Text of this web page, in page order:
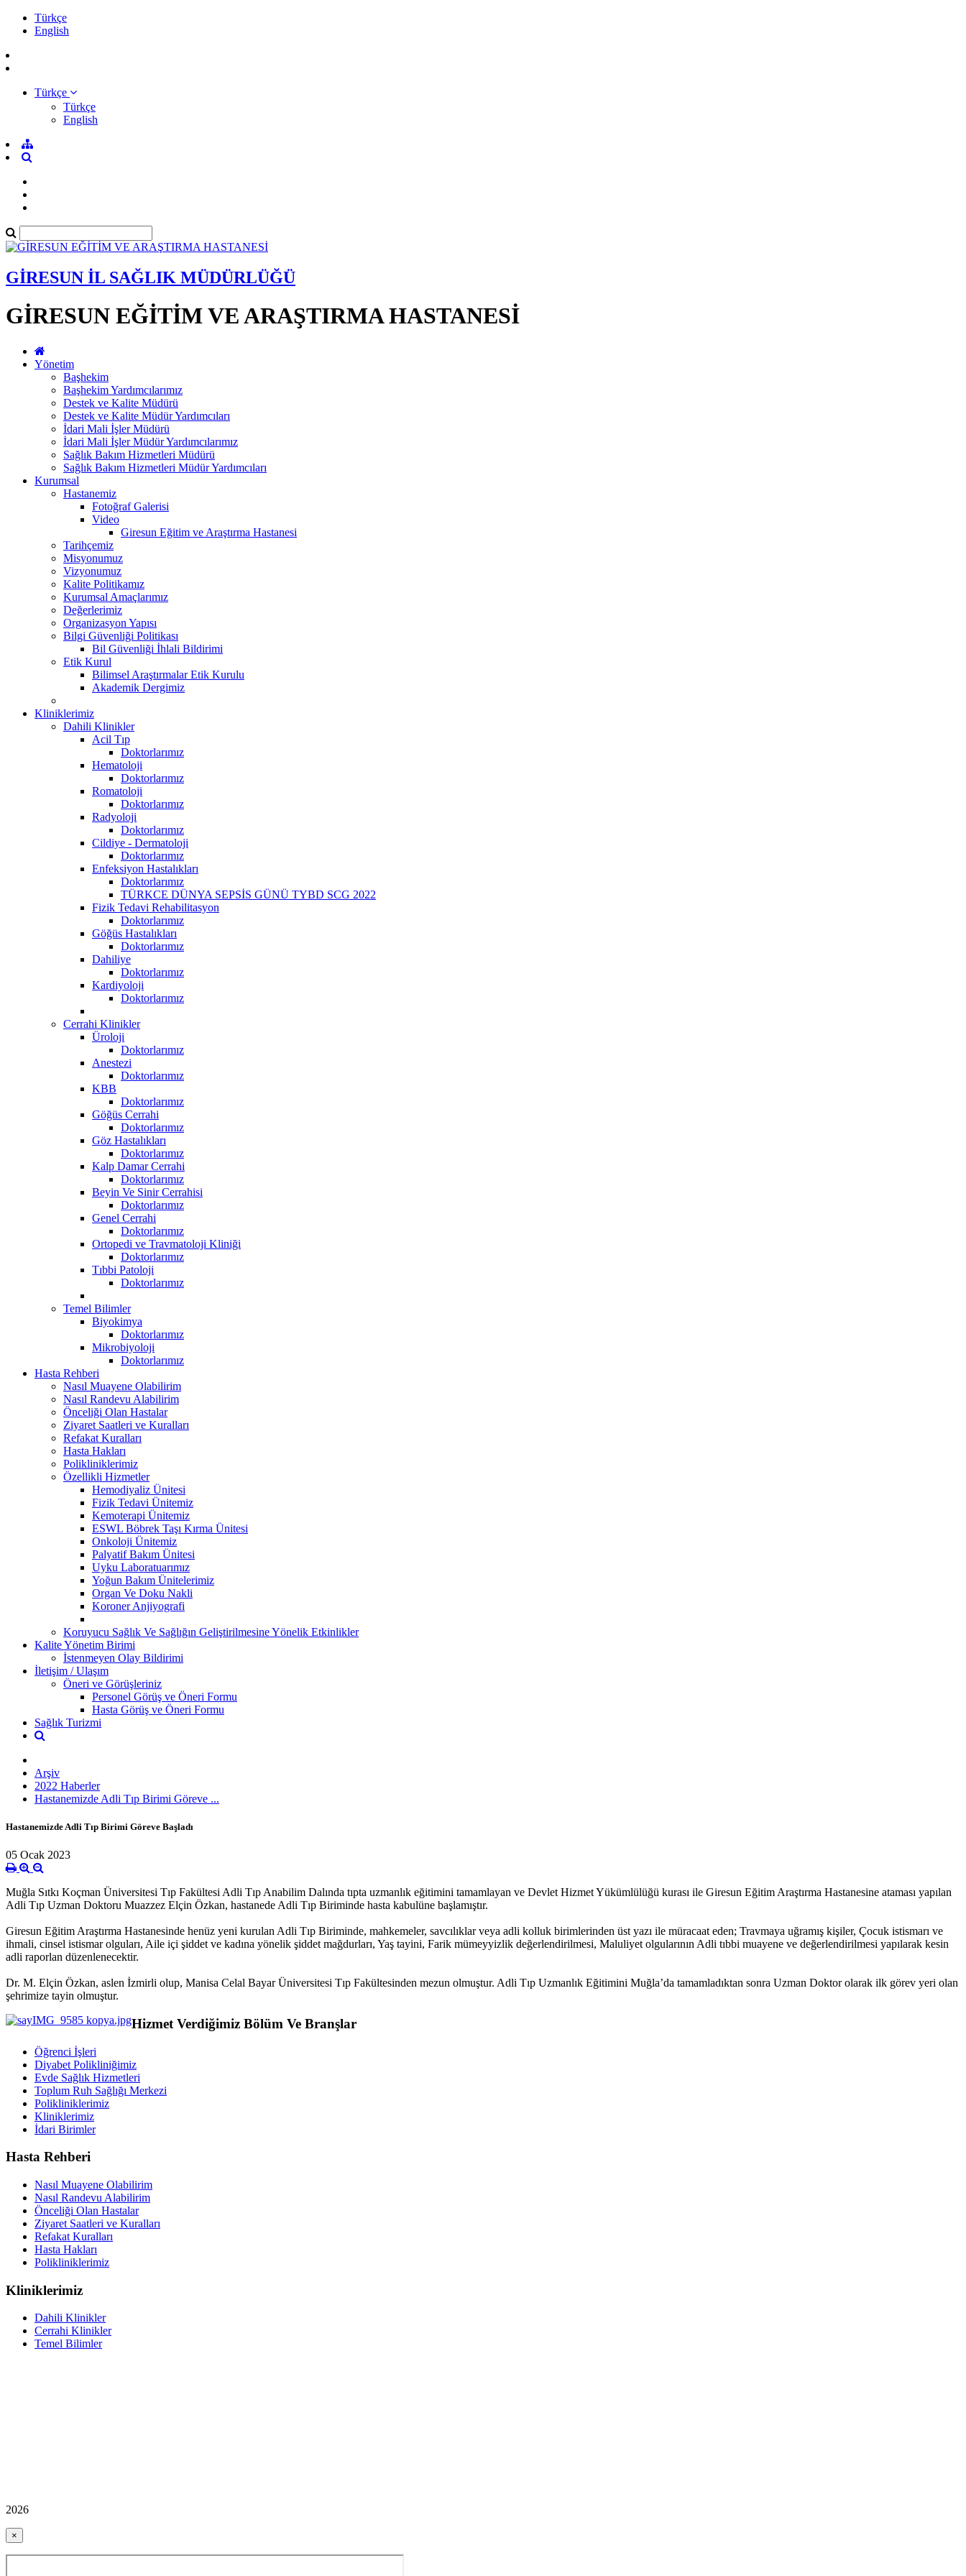
Türkçe
English
Türkçe
Türkçe
English
GİRESUN İL SAĞLIK MÜDÜRLÜĞÜ
GİRESUN EĞİTİM VE ARAŞTIRMA HASTANESİ
Yönetim
Başhekim
Başhekim Yardımcılarımız
Destek ve Kalite Müdürü
Destek ve Kalite Müdür Yardımcıları
İdari Mali İşler Müdürü
İdari Mali İşler Müdür Yardımcılarımız
Sağlık Bakım Hizmetleri Müdürü
Sağlık Bakım Hizmetleri Müdür Yardımcıları
Kurumsal
Hastanemiz
Fotoğraf Galerisi
Video
Giresun Eğitim ve Araştırma Hastanesi
Tarihçemiz
Misyonumuz
Vizyonumuz
Kalite Politikamız
Kurumsal Amaçlarımız
Değerlerimiz
Organizasyon Yapısı
Bilgi Güvenliği Politikası
Bil Güvenliği İhlali Bildirimi
Etik Kurul
Bilimsel Araştırmalar Etik Kurulu
Akademik Dergimiz
Kliniklerimiz
Dahili Klinikler
Acil Tıp
Doktorlarımız
Hematoloji
Doktorlarımız
Romatoloji
Doktorlarımız
Radyoloji
Doktorlarımız
Cildiye - Dermatoloji
Doktorlarımız
Enfeksiyon Hastalıkları
Doktorlarımız
TÜRKCE DÜNYA SEPSİS GÜNÜ TYBD SCG 2022
Fizik Tedavi Rehabilitasyon
Doktorlarımız
Göğüs Hastalıkları
Doktorlarımız
Dahiliye
Doktorlarımız
Kardiyoloji
Doktorlarımız
Cerrahi Klinikler
Üroloji
Doktorlarımız
Anestezi
Doktorlarımız
KBB
Doktorlarımız
Göğüs Cerrahi
Doktorlarımız
Göz Hastalıkları
Doktorlarımız
Kalp Damar Cerrahi
Doktorlarımız
Beyin Ve Sinir Cerrahisi
Doktorlarımız
Genel Cerrahi
Doktorlarımız
Ortopedi ve Travmatoloji Kliniği
Doktorlarımız
Tıbbi Patoloji
Doktorlarımız
Temel Bilimler
Biyokimya
Doktorlarımız
Mikrobiyoloji
Doktorlarımız
Hasta Rehberi
Nasıl Muayene Olabilirim
Nasıl Randevu Alabilirim
Önceliği Olan Hastalar
Ziyaret Saatleri ve Kuralları
Refakat Kuralları
Hasta Hakları
Polikliniklerimiz
Özellikli Hizmetler
Hemodiyaliz Ünitesi
Fizik Tedavi Ünitemiz
Kemoterapi Ünitemiz
ESWL Böbrek Taşı Kırma Ünitesi
Onkoloji Ünitemiz
Palyatif Bakım Ünitesi
Uyku Laboratuarımız
Yoğun Bakım Ünitelerimiz
Organ Ve Doku Nakli
Koroner Anjiyografi
Koruyucu Sağlık Ve Sağlığın Geliştirilmesine Yönelik Etkinlikler
Kalite Yönetim Birimi
İstenmeyen Olay Bildirimi
İletişim / Ulaşım
Öneri ve Görüşleriniz
Personel Görüş ve Öneri Formu
Hasta Görüş ve Öneri Formu
Sağlık Turizmi
Arşiv
2022 Haberler
Hastanemizde Adli Tıp Birimi Göreve ...
Hastanemizde Adli Tıp Birimi Göreve Başladı
05 Ocak 2023
Muğla Sıtkı Koçman Üniversitesi Tıp Fakültesi Adli Tıp Anabilim Dalında tıpta uzmanlık eğitimini tamamlayan ve Devlet Hizmet Yükümlülüğü kurası ile Giresun Eğitim Araştırma Hastanesine ataması yapılan
Adli Tıp Uzman Doktoru Muazzez Elçin Özkan, hastanede Adli Tıp Biriminde hasta kabulüne başlamıştır.
Giresun Eğitim Araştırma Hastanesinde henüz yeni kurulan Adli Tıp Biriminde, mahkemeler, savcılıklar veya adli kolluk birimlerinden üst yazı ile müracaat eden; Travmaya uğramış kişiler, Çocuk istismarı ve
ihmali, cinsel istismar olguları, Aile içi şiddet ve kadına yönelik şiddet mağdurları, Yaş tayini, Farik mümeyyizlik değerlendirilmesi, Maluliyet olgularının Adli tıbbi muayene ve değerlendirilmesi yapılarak kesin
adli raporlan düzenlenecektir.
Dr. M. Elçin Özkan, aslen İzmirli olup, Manisa Celal Bayar Üniversitesi Tıp Fakültesinden mezun olmuştur. Adli Tıp Uzmanlık Eğitimini Muğla’da tamamladıktan sonra Uzman Doktor olarak ilk görev yeri olan
şehrimize tayin olmuştur.
Hizmet Verdiğimiz Bölüm Ve Branşlar
Öğrenci İşleri
Diyabet Polikliniğimiz
Evde Sağlık Hizmetleri
Toplum Ruh Sağlığı Merkezi
Polikliniklerimiz
Kliniklerimiz
İdari Birimler
Hasta Rehberi
Nasıl Muayene Olabilirim
Nasıl Randevu Alabilirim
Önceliği Olan Hastalar
Ziyaret Saatleri ve Kuralları
Refakat Kuralları
Hasta Hakları
Polikliniklerimiz
Kliniklerimiz
Dahili Klinikler
Cerrahi Klinikler
Temel Bilimler
2026
×